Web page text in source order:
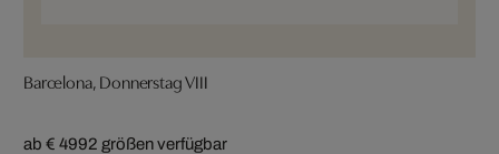
Barcelona, Donnerstag VIII
ab € 4992 größen verfügbar